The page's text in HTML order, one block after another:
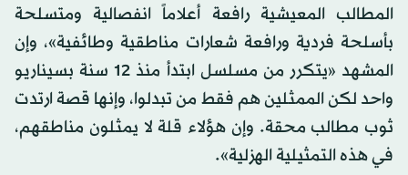
المطالب المعيشية رافعة أعلاماً انفصالية ومتسلحة
بأسلحة فردية ورافعة شعارات مناطقية وطائفية»، وإن
المشهد «يتكرر من مسلسل ابتدأ منذ 12 سنة بسيناريو
واحد لكن الممثلين هم فقط من تبدلوا، وإنها قصة ارتدت
ثوب مطالب محقة. وإن هؤلاء قلة لا يمثلون مناطقهم،
في هذه التمثيلية الهزلية».